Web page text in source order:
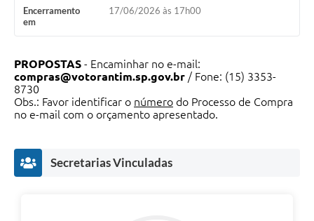
Manual para arquivo de remessa – NFSe
Lei de Acesso à Informação
Galeria de Vídeos
Legislação
IPTU Selo Verde
Contato
Encerramento
em
17/06/2026 às 17h00
PROPOSTAS - Encaminhar no e-mail:
compras@votorantim.sp.gov.br / Fone: (15) 3353-
8730
Obs.: Favor identificar o número do Processo de Compra
no e-mail com o orçamento apresentado.
Secretarias Vinculadas